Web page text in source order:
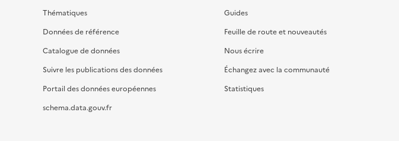
Thématiques
Données de référence
Catalogue de données
Suivre les publications des données
Portail des données européennes
schema.data.gouv.fr
Guides
Feuille de route et nouveautés
Nous écrire
Échangez avec la communauté
Statistiques